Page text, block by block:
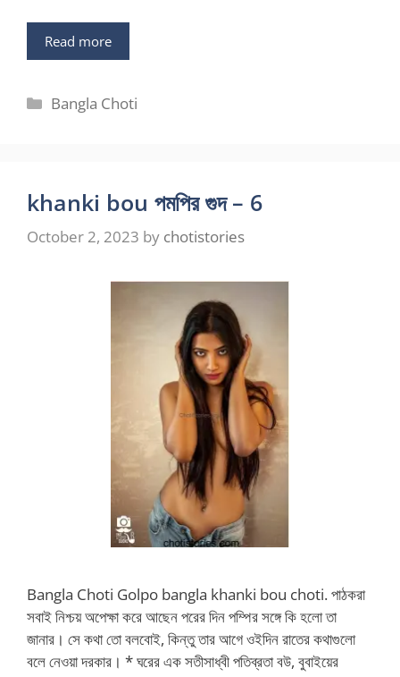
Read more
Categories
Bangla Choti
khanki bou পমপির গুদ – 6
October 2, 2023 by chotistories
Bangla Choti Golpo bangla khanki bou choti. পাঠকরা
সবাই নিশ্চয় অপেক্ষা করে আছেন পরের দিন পম্পির সঙ্গে কি হলো তা
জানার। সে কথা তো বলবোই, কিন্তু তার আগে ওইদিন রাতের কথাগুলো
বলে নেওয়া দরকার। * ঘরের এক সতীসাধ্বী পতিব্রতা বউ, বুবাইয়ের